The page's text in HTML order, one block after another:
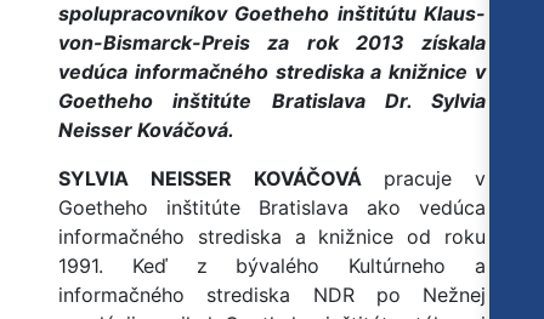
spolupracovníkov Goetheho inštitútu Klaus-
von-Bismarck-Preis za rok 2013 získala
vedúca informačného strediska a knižnice v
Goetheho inštitúte Bratislava Dr. Sylvia
Neisser Kováčová.
SYLVIA NEISSER KOVÁČOVÁ pracuje v
Goetheho inštitúte Bratislava ako vedúca
informačného strediska a knižnice od roku
1991. Keď z bývalého Kultúrneho a
informačného strediska NDR po Nežnej